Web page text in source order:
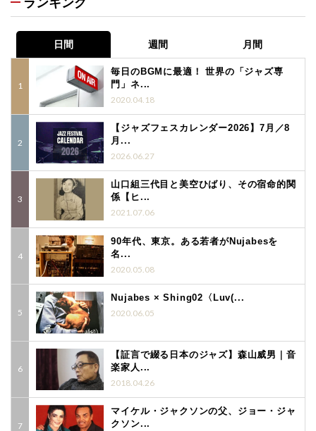
日間 週間 月間
毎日のBGMに最適！ 世界の「ジャズ専
門」ネ...
2020.04.18
【ジャズフェスカレンダー2026】7月／8
月...
2026.06.27
山口組三代目と美空ひばり、その宿命的関
係【ヒ...
2021.07.06
90年代、東京。ある若者がNujabesを
名...
2020.05.08
Nujabes × Shing02〈Luv(...
2020.06.05
【証言で綴る日本のジャズ】森山威男｜音
楽家人...
2018.04.26
マイケル・ジャクソンの父、ジョー・ジャ
クソン...